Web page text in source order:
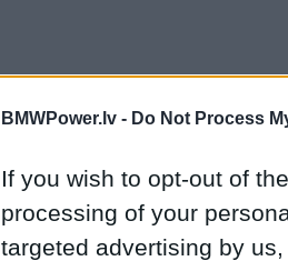
BMWPower.lv - Do Not Process
If you wish to opt-out of
processing of your
targeted advertising by